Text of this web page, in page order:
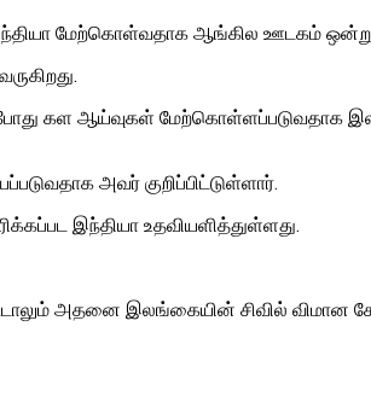
மேற்கொள்வதாக ஆங்கில ஊடகம்
கள ஆய்வுகள் மேற்கொள்ளப்படுவதாக
அவர் குறிப்பிட்டுள்ளார்.
இந்தியா உதவியளித்துள்ளது.
அதனை இலங்கையின் சிவில் விமான